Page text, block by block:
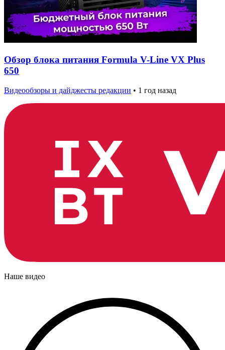
Обзор блока питания Formula V-Line VX Plus
650
Видеообзоры и дайджесты редакции • 1 год назад
Наше видео